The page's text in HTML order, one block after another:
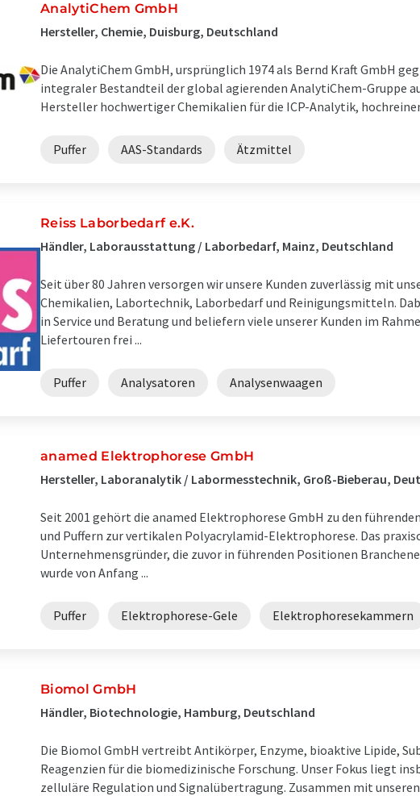
AnalytiChem GmbH
Hersteller, Chemie, Duisburg, Deutschland
Die AnalytiChem GmbH, ursprünglich 1974 als Bernd Kraft GmbH
integraler Bestandteil der global agierenden AnalytiChem-Gruppe
Hersteller hochwertiger Chemikalien für die ICP-Analytik,
Puffer AAS-Standards Ätzmittel
Reiss Laborbedarf e.K.
Händler, Laborausstattung / Laborbedarf, Mainz, Deutschland
Seit über 80 Jahren versorgen wir unsere Kunden zuverlässig mit
Chemikalien, Labortechnik, Laborbedarf und Reinigungsmitteln.
in Service und Beratung und beliefern viele unserer Kunden im
Liefertouren frei ...
Puffer Analysatoren Analysenwaagen
anamed Elektrophorese GmbH
Hersteller, Laboranalytik / Labormesstechnik, Groß-Bieberau,
Seit 2001 gehört die anamed Elektrophorese GmbH zu den
und Puffern zur vertikalen Polyacrylamid-Elektrophorese. Das
Unternehmensgründer, die zuvor in führenden Positionen
wurde von Anfang ...
Puffer Elektrophorese-Gele Elektrophoresekammern
Biomol GmbH
Händler, Biotechnologie, Hamburg, Deutschland
Die Biomol GmbH vertreibt Antikörper, Enzyme, bioaktive Lipide,
Reagenzien für die biomedizinische Forschung. Unser Fokus liegt
zelluläre Regulation und Signalübertragung. Zusammen mit